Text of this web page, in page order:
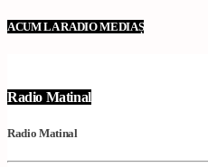
ACUM LA RADIO MEDIAȘ
Radio Matinal
Radio Matinal